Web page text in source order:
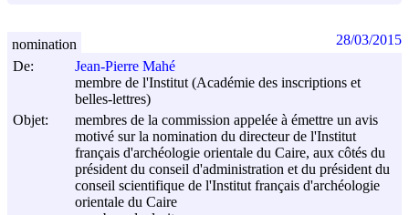
De:
Jean-Pierre Mahé
membre de l'Institut (Académie des inscriptions et
belles-lettres)
Objet:
membres de la commission appelée à émettre un avis
motivé sur la nomination du directeur de l'Institut
français d'archéologie orientale du Caire, aux côtés du
président du conseil d'administration et du président du
conseil scientifique de l'Institut français d'archéologie
orientale du Caire
nomination 28/03/2015